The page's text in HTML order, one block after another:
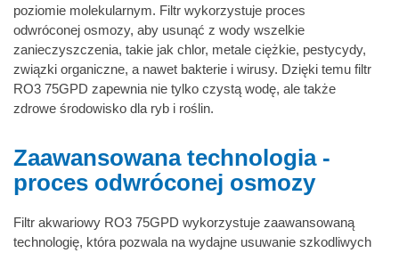
poziomie molekularnym. Filtr wykorzystuje proces
odwróconej osmozy, aby usunąć z wody wszelkie
zanieczyszczenia, takie jak chlor, metale ciężkie, pestycydy,
związki organiczne, a nawet bakterie i wirusy. Dzięki temu filtr
RO3 75GPD zapewnia nie tylko czystą wodę, ale także
zdrowe środowisko dla ryb i roślin.
Zaawansowana technologia -
proces odwróconej osmozy
Filtr akwariowy RO3 75GPD wykorzystuje zaawansowaną
technologię, która pozwala na wydajne usuwanie szkodliwych